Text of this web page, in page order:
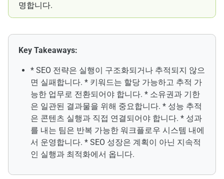
명합니다.
Key Takeaways:
* SEO 전략은 실행이 구조화되거나 추적되지 않으
면 실패합니다. * 키워드는 할당 가능하고 추적 가
능한 업무로 전환되어야 합니다. * 소유권과 기한
은 일관된 결과물을 위해 중요합니다. * 성능 추적
은 콘텐츠 실행과 직접 연결되어야 합니다. * 성과
를 내는 팀은 반복 가능한 워크플로우 시스템 내에
서 운영합니다. * SEO 성장은 계획이 아닌 지속적
인 실행과 최적화에서 옵니다.